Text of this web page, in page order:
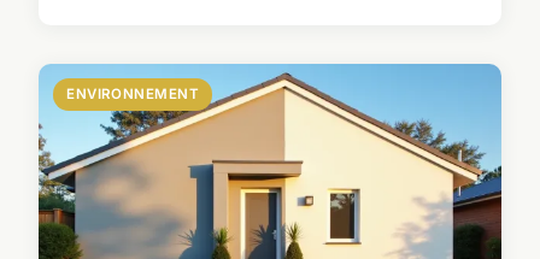
ENVIRONNEMENT